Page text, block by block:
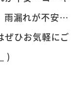
雨漏れが不安…
ぜひお気軽にご
)